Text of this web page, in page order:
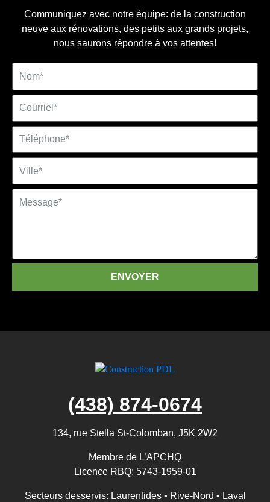
Communiquez avec notre équipe: de la construction
neuve aux rénovations, des petits aux grands projets,
nous saurons répondre à vos attentes!
ENVOYER
(438) 874-0674
134, rue Stella St-Colomban, J5K 2W2
Membre de L’APCHQ
Licence RBQ: 5743-1959-01
Secteurs desservis: Laurentides • Rive-Nord • Laval